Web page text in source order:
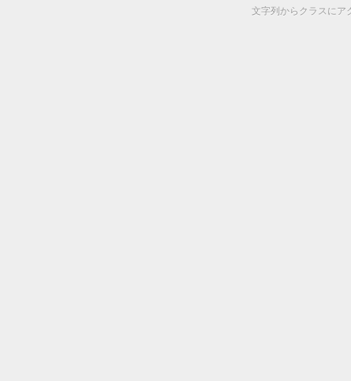
文字列からクラスにア